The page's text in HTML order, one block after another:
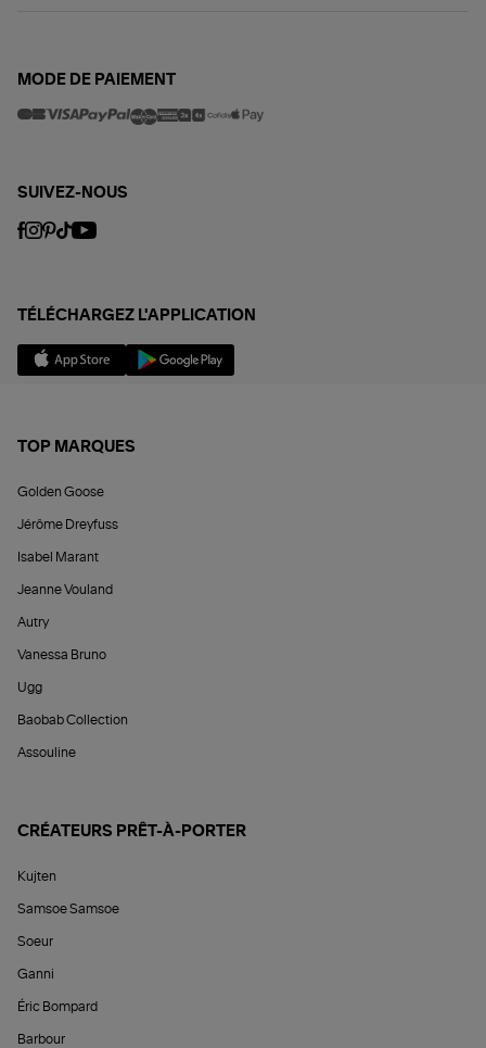
MODE DE PAIEMENT
SUIVEZ-NOUS
TÉLÉCHARGEZ L'APPLICATION
TOP MARQUES
Golden Goose
Jérôme Dreyfuss
Isabel Marant
Jeanne Vouland
Autry
Vanessa Bruno
Ugg
Baobab Collection
Assouline
CRÉATEURS PRÊT-À-PORTER
Kujten
Samsoe Samsoe
Soeur
Ganni
Éric Bompard
Barbour